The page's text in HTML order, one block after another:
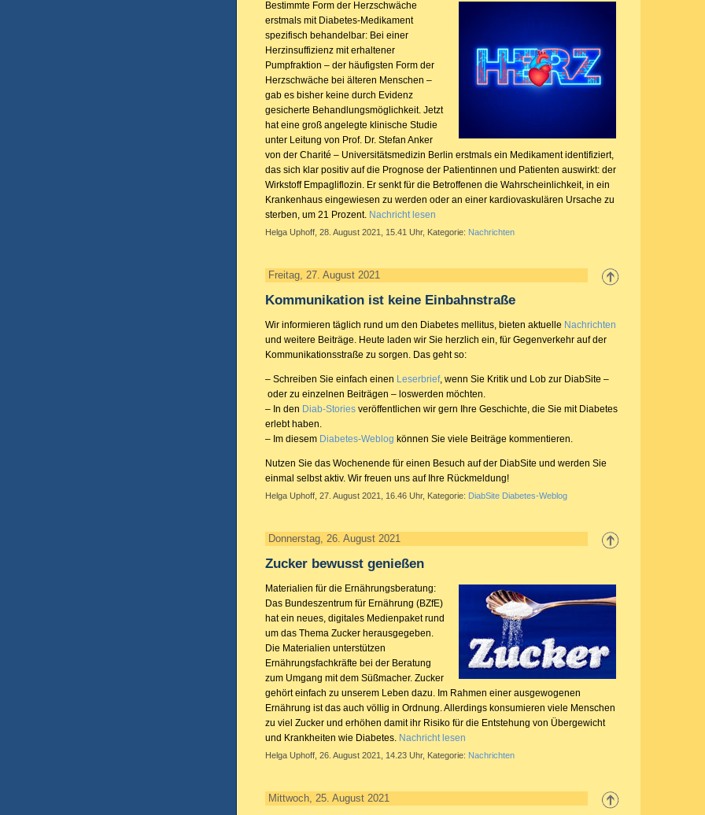
Bestimmte Form der Herzschwäche
erstmals mit Diabetes-Medikament
spezifisch behandelbar: Bei einer
Herzinsuffizienz mit erhaltener
Pumpfraktion – der häufigsten Form der
Herzschwäche bei älteren Menschen –
gab es bisher keine durch Evidenz
gesicherte Behandlungsmöglichkeit. Jetzt
hat eine groß angelegte klinische Studie
unter Leitung von Prof. Dr. Stefan Anker
von der Charité – Universitätsmedizin Berlin erstmals ein Medikament identifiziert,
das sich klar positiv auf die Prognose der Patientinnen und Patienten auswirkt: der
Wirkstoff Empagliflozin. Er senkt für die Betroffenen die Wahrscheinlichkeit, in ein
Krankenhaus eingewiesen zu werden oder an einer kardiovaskulären Ursache zu
sterben, um 21 Prozent. Nachricht lesen
Helga Uphoff, 28. August 2021, 15.41 Uhr, Kategorie: Nachrichten
Freitag, 27. August 2021
Kommunikation ist keine Einbahnstraße
Wir informieren täglich rund um den Diabetes mellitus, bieten aktuelle Nachrichten
und weitere Beiträge. Heute laden wir Sie herzlich ein, für Gegenverkehr auf der
Kommunikationsstraße zu sorgen. Das geht so:
– Schreiben Sie einfach einen Leserbrief, wenn Sie Kritik und Lob zur DiabSite –
oder zu einzelnen Beiträgen – loswerden möchten.
– In den Diab-Stories veröffentlichen wir gern Ihre Geschichte, die Sie mit Diabetes
erlebt haben.
– Im diesem Diabetes-Weblog können Sie viele Beiträge kommentieren.
Nutzen Sie das Wochenende für einen Besuch auf der DiabSite und werden Sie
einmal selbst aktiv. Wir freuen uns auf Ihre Rückmeldung!
Helga Uphoff, 27. August 2021, 16.46 Uhr, Kategorie: DiabSite Diabetes-Weblog
Donnerstag, 26. August 2021
Zucker bewusst genießen
Materialien für die Ernährungsberatung:
Das Bundeszentrum für Ernährung (BZfE)
hat ein neues, digitales Medienpaket rund
um das Thema Zucker herausgegeben.
Die Materialien unterstützen
Ernährungsfachkräfte bei der Beratung
zum Umgang mit dem Süßmacher. Zucker
gehört einfach zu unserem Leben dazu. Im Rahmen einer ausgewogenen
Ernährung ist das auch völlig in Ordnung. Allerdings konsumieren viele Menschen
zu viel Zucker und erhöhen damit ihr Risiko für die Entstehung von Übergewicht
und Krankheiten wie Diabetes. Nachricht lesen
Helga Uphoff, 26. August 2021, 14.23 Uhr, Kategorie: Nachrichten
Mittwoch, 25. August 2021